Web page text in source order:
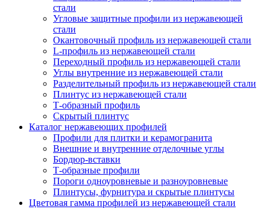
стали
Угловые защитные профили из нержавеющей
стали
Окантовочный профиль из нержавеющей стали
L-профиль из нержавеющей стали
Переходный профиль из нержавеющей стали
Углы внутренние из нержавеющей стали
Разделительный профиль из нержавеющей стали
Плинтус из нержавеющей стали
Т-образный профиль
Скрытый плинтус
Каталог нержавеющих профилей
Профили для плитки и керамогранита
Внешние и внутренние отделочные углы
Бордюр-вставки
Т-образные профили
Пороги одноуровневые и разноуровневые
Плинтусы, фурнитура и скрытые плинтусы
Цветовая гамма профилей из нержавеющей стали